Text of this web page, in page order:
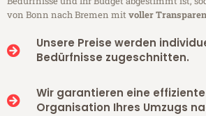
von Bonn nach Bremen mitvoller
Unsere Preise werden
Bedürfnisse zugeschnitten.
Wir garantieren eine
Organisation Ihres Umzugs